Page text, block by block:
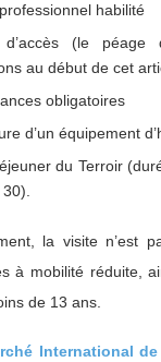
habilité
(le péage
au début de cet
obligatoires
d’un équipement
du Terroir
la visite n’est
à mobilité réduite,
de 13 ans.
International